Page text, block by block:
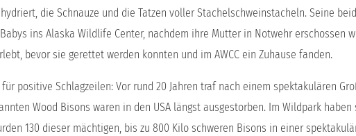
die Schnauze und die Tatzen voller Stachelschweinstacheln. Seine
ins Alaska Wildlife Center, nachdem ihre Mutter in Notwehr erschossen
bevor sie gerettet werden konnten und im AWCC ein Zuhause fanden.
positive Schlagzeilen: Vor rund 20 Jahren traf nach einem spektakulären
Wood Bisons waren in den USA längst ausgestorben. Im Wildpark haben
130 dieser mächtigen, bis zu 800 Kilo schweren Bisons in einer